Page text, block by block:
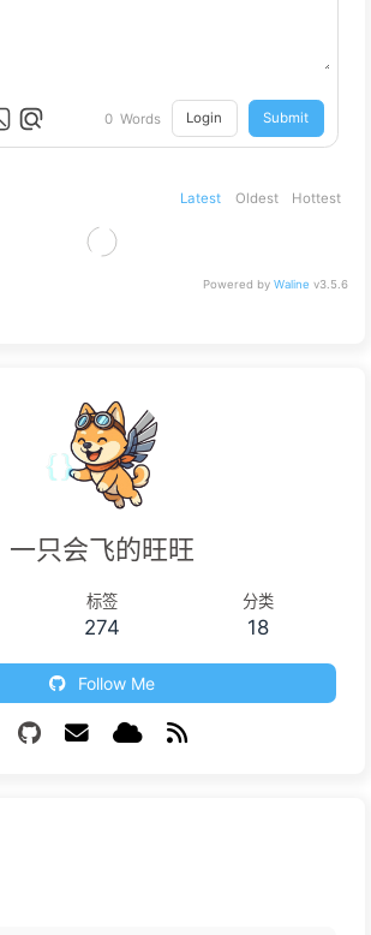
0 Words Login Submit
Latest Oldest Hottest
Powered by Waline v3.5.6
一只会飞的旺旺
标签
274
分类
18
Follow Me